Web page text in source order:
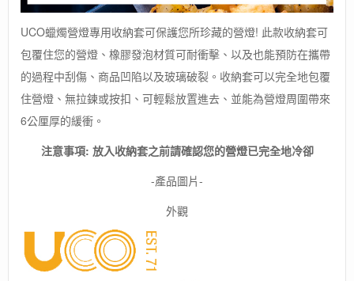
UCO蠟燭營燈專用收納套可保護您所珍藏的營燈! 此款收納套可
包覆住您的營燈、橡膠發泡材質可耐衝擊、以及也能預防在攜帶
的過程中刮傷、商品凹陷以及玻璃破裂。收納套可以完全地包覆
住營燈、無拉鍊或按扣、可輕鬆放置進去、並能為營燈周圍帶來
6公厘厚的緩衝。
注意事項: 放入收納套之前請確認您的營燈已完全地冷卻
-產品圖片-
外觀